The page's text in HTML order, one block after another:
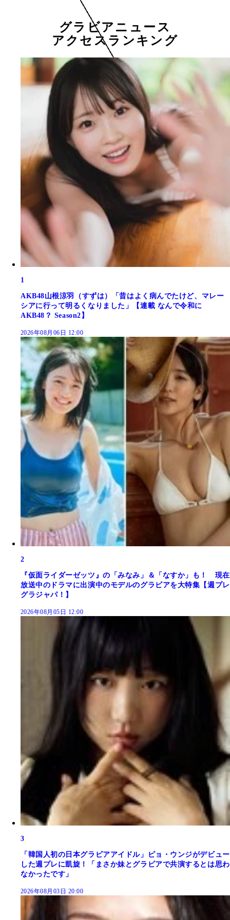
グラビアニュース
アクセスランキング
1
AKB48山根涼羽（すずは）「昔はよく病んでたけど、マレー
シアに行って明るくなりました」【連載 なんで令和に
AKB48？ Season2】
2026年08月06日 12:00
2
『仮面ライダーゼッツ』の「みなみ」＆「なすか」も！ 現在
放送中のドラマに出演中のモデルのグラビアを大特集【週プレ
グラジャパ！】
2026年08月05日 12:00
3
「韓国人初の日本グラビアアイドル」ピョ・ウンジがデビュー
した週プレに凱旋！「まさか妹とグラビアで共演するとは思わ
なかったです」
2026年08月03日 20:00